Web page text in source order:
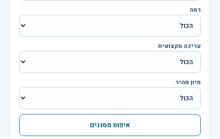
רמה
עריכה מקצועית
מיון מהיר
איפוס מסננים